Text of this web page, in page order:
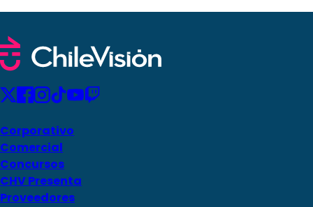
Corporativo
Comercial
Concursos
CHV Presenta
Proveedores